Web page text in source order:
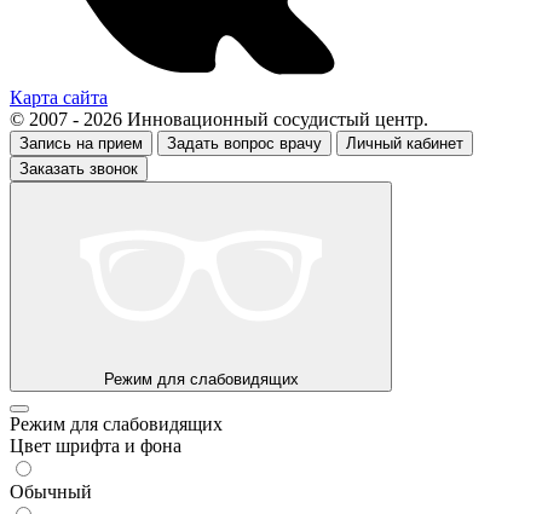
Карта сайта
© 2007 - 2026 Инновационный сосудистый центр.
Запись на прием Задать вопрос врачу
Личный кабинет
Заказать звонок
Режим для слабовидящих
Режим для слабовидящих
Цвет шрифта и фона
Обычный